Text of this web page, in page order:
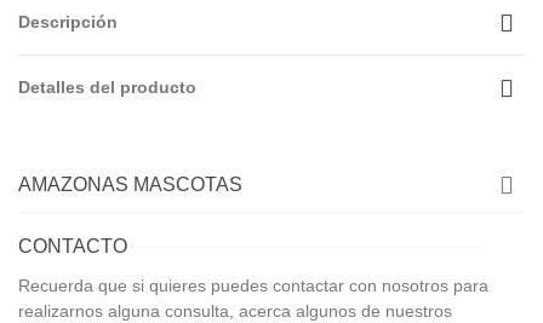
Descripción
Detalles del producto
AMAZONAS MASCOTAS
CONTACTO
Recuerda que si quieres puedes contactar con nosotros para
realizarnos alguna consulta, acerca algunos de nuestros